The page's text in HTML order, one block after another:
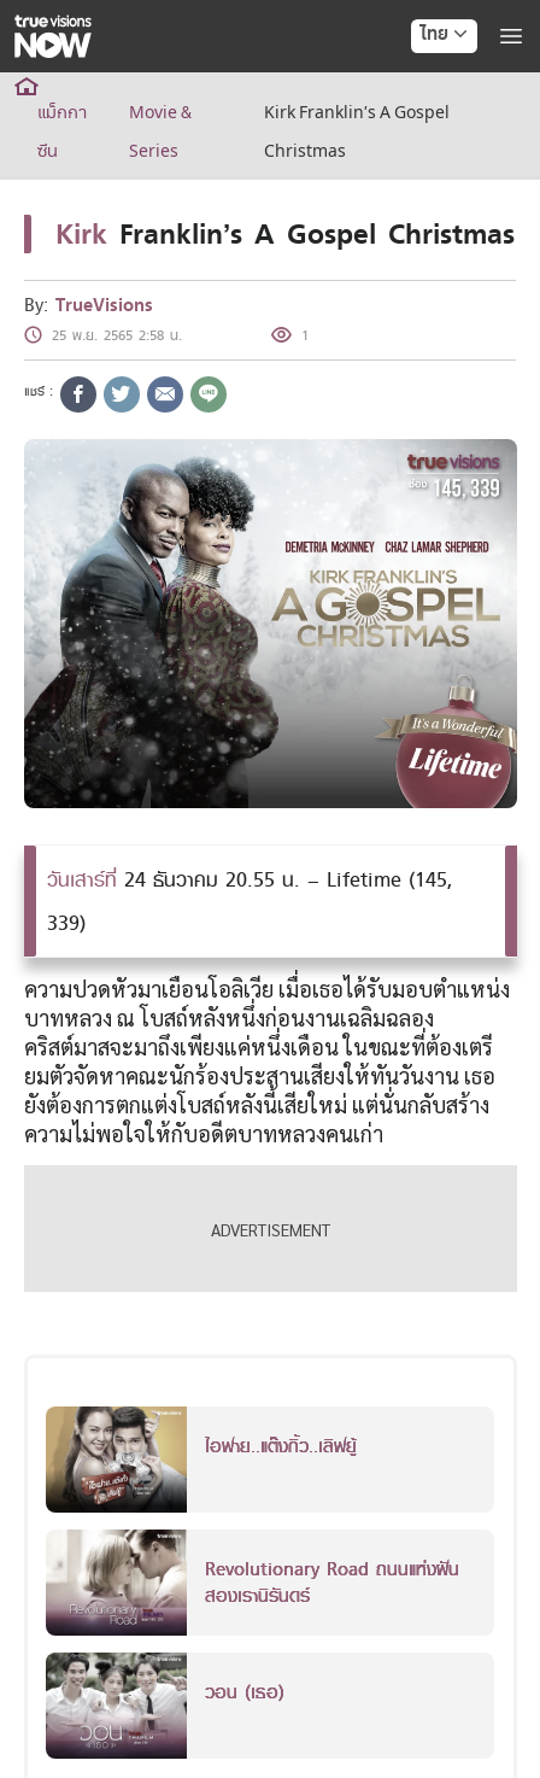
ไทย
แพ็กเกจ
NOW ENT
NOW SPORTS
NOW Muay Thai
เคเบิลและจานดาวเทียม
สิทธิพิเศษ
สิทธิพิเศษลูกค้าทรูวิชั่นส์
Showtime
HoReCa
หาร้านร่วมรายการ
แม็กกา
ซีน
Movie &
Series
Kirk Franklin’s A Gospel
Christmas
Kirk Franklin’s A Gospel Christmas
By: TrueVisions
25 พ.ย. 2565 2:58 น. 1
วันเสาร์ที่ 24 ธันวาคม 20.55 น. – Lifetime (145,
339)
ความปวดหัวมาเยือนโอลิเวีย เมื่อเธอได้รับมอบตำแหน่ง
บาทหลวง ณ โบสถ์หลังหนึ่งก่อนงานเฉลิมฉลอง
คริสต์มาสจะมาถึงเพียงแค่หนึ่งเดือน ในขณะที่ต้องเตรี
ยมตัวจัดหาคณะนักร้องประสานเสียงให้ทันวันงาน เธอ
ยังต้องการตกแต่งโบสถ์หลังนี้เสียใหม่ แต่นั่นกลับสร้าง
ความไม่พอใจให้กับอดีตบาทหลวงคนเก่า
ไอฟาย..แต๊งกิ้ว..เลิฟยู้
Revolutionary Road ถนนแห่งฝัน
สองเรานิรันดร์
วอน (เธอ)